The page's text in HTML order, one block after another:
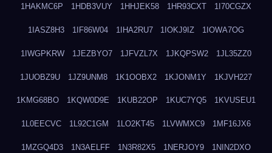
1HAKMC6P 1HDB3VUY 1HHJEK58 1HR93CXT 1I70CGZX
1IASZ8H3 1IF86W04 1IHA2RU7 1IOKJ9IZ 1IOWA7OG
1IWGPKRW 1JEZBYO7 1JFVZL7X 1JKQPSW2 1JL35ZZ0
1JUOBZ9U 1JZ9UNM8 1K1OOBX2 1KJONM1Y 1KJVH227
1KMG68BO 1KQW0D9E 1KUB22OP 1KUC7YQ5 1KVUSEU1
1L0EECVC 1L92C1GM 1LO2KT45 1LVWMXC9 1MF16JX6
1MZGQ4D3 1N3AELFF 1N3R82X5 1NERJOY9 1NIN2DXO